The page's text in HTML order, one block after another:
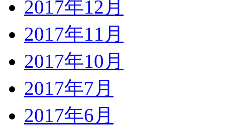
2017年12月
2017年11月
2017年10月
2017年7月
2017年6月